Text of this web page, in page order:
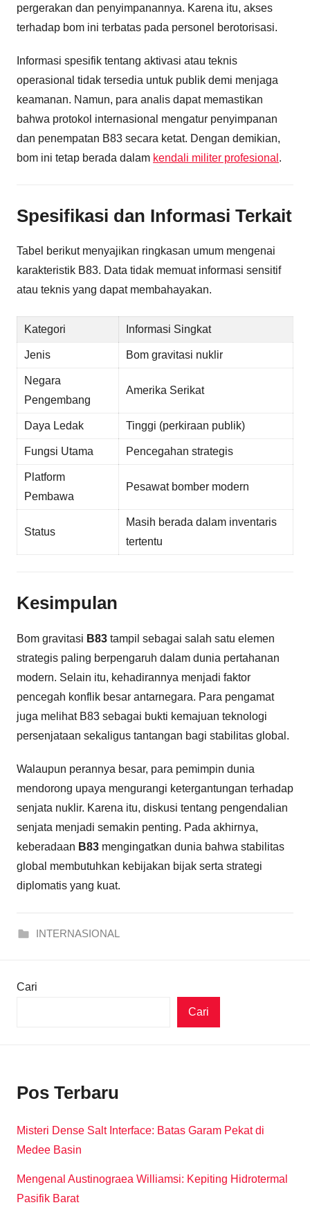
pergerakan dan penyimpanannya. Karena itu, akses
terhadap bom ini terbatas pada personel berotorisasi.
Informasi spesifik tentang aktivasi atau teknis
operasional tidak tersedia untuk publik demi menjaga
keamanan. Namun, para analis dapat memastikan
bahwa protokol internasional mengatur penyimpanan
dan penempatan B83 secara ketat. Dengan demikian,
bom ini tetap berada dalam kendali militer profesional .
Spesifikasi dan Informasi Terkait
Tabel berikut menyajikan ringkasan umum mengenai
karakteristik B83. Data tidak memuat informasi sensitif
atau teknis yang dapat membahayakan.
Kategori Informasi Singkat
Jenis Bom gravitasi nuklir
Negara
Pengembang
Amerika Serikat
Daya Ledak Tinggi (perkiraan publik)
Fungsi Utama Pencegahan strategis
Platform
Pembawa
Pesawat bomber modern
Status
Masih berada dalam inventaris
tertentu
Kesimpulan
Bom gravitasi B83 tampil sebagai salah satu elemen
strategis paling berpengaruh dalam dunia pertahanan
modern. Selain itu, kehadirannya menjadi faktor
pencegah konflik besar antarnegara. Para pengamat
juga melihat B83 sebagai bukti kemajuan teknologi
persenjataan sekaligus tantangan bagi stabilitas global.
Walaupun perannya besar, para pemimpin dunia
mendorong upaya mengurangi ketergantungan terhadap
senjata nuklir. Karena itu, diskusi tentang pengendalian
senjata menjadi semakin penting. Pada akhirnya,
keberadaan B83 mengingatkan dunia bahwa stabilitas
global membutuhkan kebijakan bijak serta strategi
diplomatis yang kuat.
INTERNASIONAL
Cari
Cari
Pos Terbaru
Misteri Dense Salt Interface: Batas Garam Pekat di
Medee Basin
Mengenal Austinograea Williamsi: Kepiting Hidrotermal
Pasifik Barat